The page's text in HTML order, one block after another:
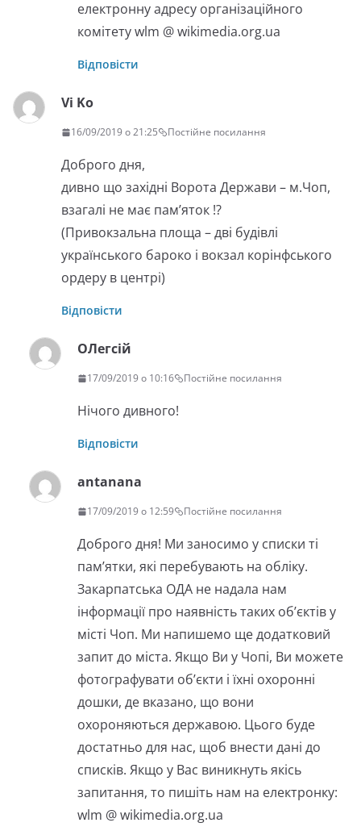
електронну адресу організаційного
комітету wlm @ wikimedia.org.ua
Відповісти
Vi Ko
16/09/2019 о 21:25 Постійне посилання
Доброго дня,
дивно що західні Ворота Держави – м.Чоп,
взагалі не має пам’яток !?
(Привокзальна площа – дві будівлі
українського бароко і вокзал корінфського
ордеру в центрі)
Відповісти
ОЛегсiй
17/09/2019 о 10:16 Постійне посилання
Нiчого дивного!
Відповісти
antanana
17/09/2019 о 12:59 Постійне посилання
Доброго дня! Ми заносимо у списки ті
пам’ятки, які перебувають на обліку.
Закарпатська ОДА не надала нам
інформації про наявність таких об’єктів у
місті Чоп. Ми напишемо ще додатковий
запит до міста. Якщо Ви у Чопі, Ви можете
фотографувати об’єкти і їхні охоронні
дошки, де вказано, що вони
охороняються державою. Цього буде
достатньо для нас, щоб внести дані до
списків. Якщо у Вас виникнуть якісь
запитання, то пишіть нам на електронку:
wlm @ wikimedia.org.ua